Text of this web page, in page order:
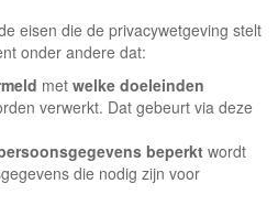
eisen die de privacywetgeving stelt
onder andere dat:
met welke doeleinden
verwerkt. Dat gebeurt via deze
beperkt wordt
die nodig zijn voor